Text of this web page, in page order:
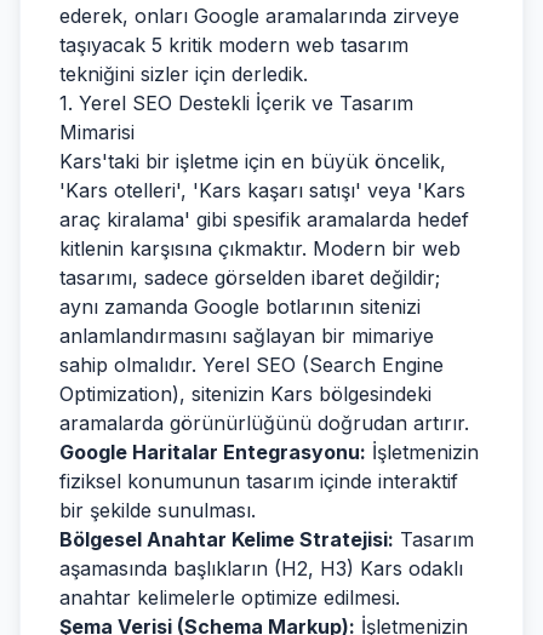
ederek, onları Google aramalarında zirveye
taşıyacak 5 kritik modern web tasarım
tekniğini sizler için derledik.
1. Yerel SEO Destekli İçerik ve Tasarım
Mimarisi
Kars'taki bir işletme için en büyük öncelik,
'Kars otelleri', 'Kars kaşarı satışı' veya 'Kars
araç kiralama' gibi spesifik aramalarda hedef
kitlenin karşısına çıkmaktır. Modern bir web
tasarımı, sadece görselden ibaret değildir;
aynı zamanda Google botlarının sitenizi
anlamlandırmasını sağlayan bir mimariye
sahip olmalıdır. Yerel SEO (Search Engine
Optimization), sitenizin Kars bölgesindeki
aramalarda görünürlüğünü doğrudan artırır.
Google Haritalar Entegrasyonu: İşletmenizin
fiziksel konumunun tasarım içinde interaktif
bir şekilde sunulması.
Bölgesel Anahtar Kelime Stratejisi: Tasarım
aşamasında başlıkların (H2, H3) Kars odaklı
anahtar kelimelerle optimize edilmesi.
Şema Verisi (Schema Markup): İşletmenizin